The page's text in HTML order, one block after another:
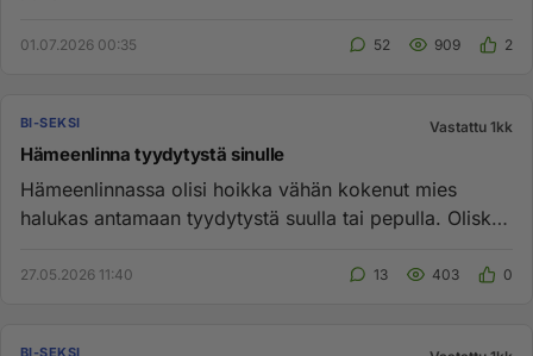
01.07.2026 00:35 52 909 2
BI-SEKSI Vastattu 1kk
Hämeenlinna tyydytystä sinulle
Hämeenlinnassa olisi hoikka vähän kokenut mies
halukas antamaan tyydytystä suulla tai pepulla. Olisko
27.05.2026 11:40 13 403 0
BI-SEKSI